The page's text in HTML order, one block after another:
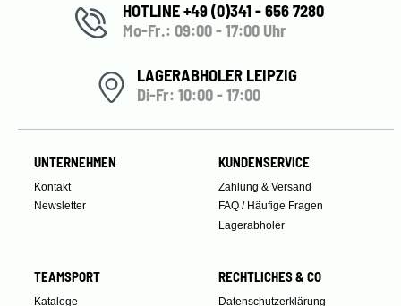
HOTLINE +49 (0)341 - 656 7280
Mo-Fr.: 09:00 - 17:00 Uhr
LAGERABHOLER LEIPZIG
Di-Fr: 10:00 - 17:00
UNTERNEHMEN
Kontakt
Newsletter
KUNDENSERVICE
Zahlung & Versand
FAQ / Häufige Fragen
Lagerabholer
TEAMSPORT
Kataloge
RECHTLICHES & CO
Datenschutzerklärung